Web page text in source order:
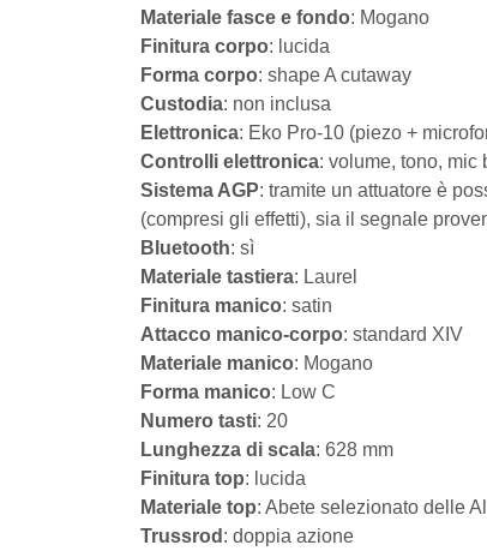
Materiale fasce e fondo: Mogano
Finitura corpo: lucida
Forma corpo: shape A cutaway
Custodia: non inclusa
Elettronica: Eko Pro-10 (piezo +
Controlli elettronica: volume, tono, mic
Sistema AGP: tramite un attuatore è
(compresi gli effetti), sia il segnale
Bluetooth: sì
Materiale tastiera: Laurel
Finitura manico: satin
Attacco manico-corpo: standard XIV
Materiale manico: Mogano
Forma manico: Low C
Numero tasti: 20
Lunghezza di scala: 628 mm
Finitura top: lucida
Materiale top: Abete selezionato delle
Trussrod : doppia azione